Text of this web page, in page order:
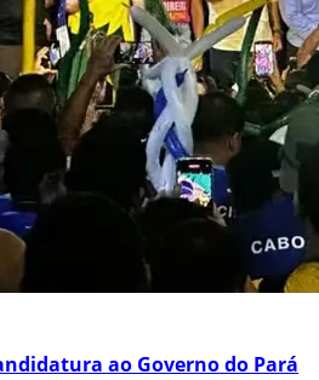
ao Governo do Pará